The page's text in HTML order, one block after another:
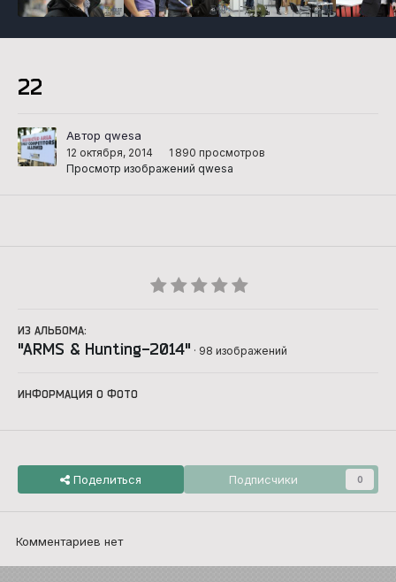
22
Автор qwesa
12 октября, 2014
1 890 просмотров
Просмотр изображений qwesa
ИЗ АЛЬБОМА:
"ARMS & Hunting-2014" · 98 изображений
ИНФОРМАЦИЯ О ФОТО
Поделиться Подписчики 0
Комментариев нет